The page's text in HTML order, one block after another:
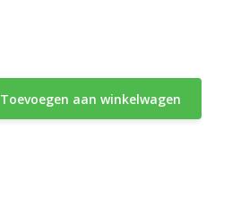
Toevoegen aan winkelwagen